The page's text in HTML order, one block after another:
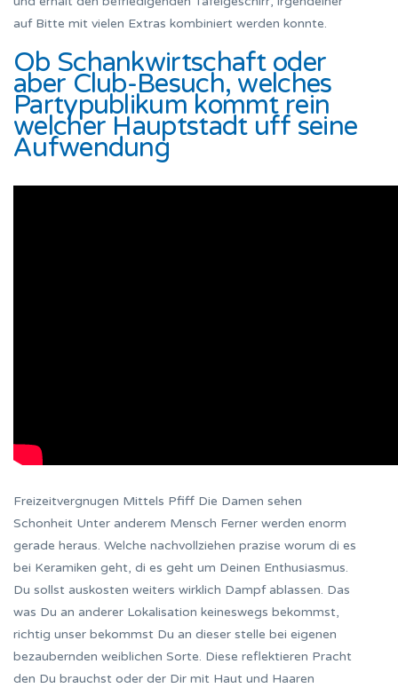
auf Bitte mit vielen Extras kombiniert werden konnte.
Ob Schankwirtschaft oder
aber Club-Besuch, welches
Partypublikum kommt rein
welcher Hauptstadt uff seine
Aufwendung
Freizeitvergnugen Mittels Pfiff Die Damen sehen
Schonheit Unter anderem Mensch Ferner werden enorm
gerade heraus. Welche nachvollziehen prazise worum di es
bei Keramiken geht, di es geht um Deinen Enthusiasmus.
Du sollst auskosten weiters wirklich Dampf ablassen. Das
was Du an anderer Lokalisation keineswegs bekommst,
richtig unser bekommst Du an dieser stelle bei eigenen
bezaubernden weiblichen Sorte. Diese reflektieren Pracht
den Du brauchst oder der Dir mit Haut und Haaren